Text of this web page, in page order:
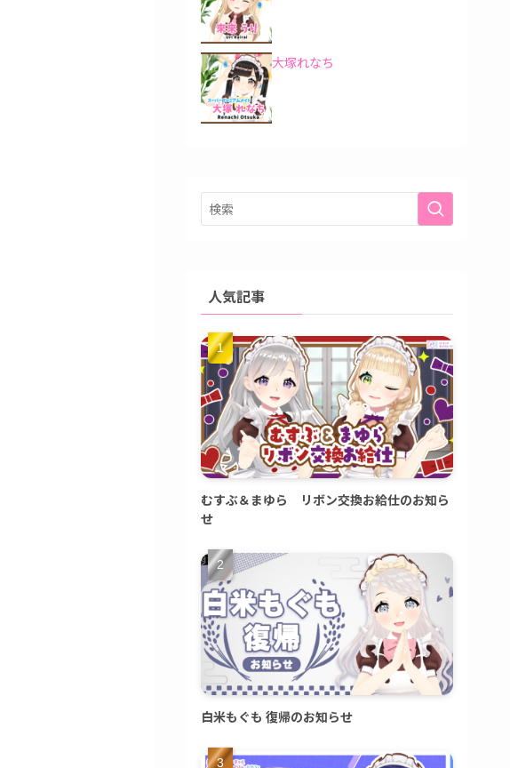
大塚れなち
人気記事
むすぶ＆まゆら リボン交換お給仕のお知ら
せ
白米もぐも 復帰のお知らせ